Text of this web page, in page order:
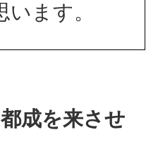
ます。
成を来させ